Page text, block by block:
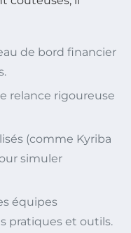
de bord financier
relance rigoureuse
(comme Kyriba
simuler
équipes
pratiques et outils.